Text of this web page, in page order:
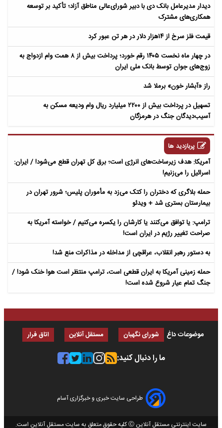
دیدار مدیرعامل بانک دی با دبیر شورای‌عالی مناطق آزاد؛ تأکید بر توسعه
همکاری‌های مشترک
قیمت فلز سرخ از ۱۴هزار دلار در هر تن عبور کرد
در چهار ماه نخست ۱۴۰۵ رقم خورد؛ پرداخت بیش از ۸ همت وام ازدواج به
زوج‌های جوان توسط بانک ملی ایران
راز «آبشار خون» برملا شد
تسهیل در پرداخت بیش از ۲۲۰۰ میلیارد ریال وام ودیعه مسکن به
آسیب‌دیدگان جنگ در هرمزگان
پربازدید ها
آمریکا: هدف زیرساخت‌های انرژی است؛ برق کل تهران قطع می‌شود! / ایران:
اسرائیل را می‌زنیم!
حمله بلاگری که دختران را کتک می‌زد به مأموران پلیس؛ شرور تهران در
بیمارستان بستری شد + ویدئو
ترامپ: یا توافق می‌کنند یا کارشان را یکسره می‌کنیم / خواسته آمریکا به
صراحت تغییر رژیم در ایران است!
به دستور رهبر انقلاب، عراقچی از مداخله در مذاکرات منع شد!
حمله زمینی آمریکا به ایران قطعی است، ترامپ منتظر است هوا خنک شود! /
جنگ تمام عیار شروع شده است!
موضوعات داغ شورای نگهبان مستقل آنلاین اتاق فرار
ما را دنبال کنید:
طراحی سایت خبری و خبرگزاری آسام
سایت اینترنتی مستقل آنلاین Ⓒ کلیه حقوق متعلق به سایت مستقل آنلاین است.